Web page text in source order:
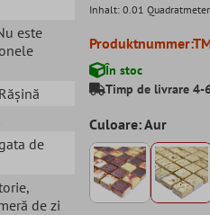
este
de
,
de zi
Inhalt: 0.01 Quadratmeter
Produktnummer:
În stoc
Timp de livrare 4-
Culoare: Aur